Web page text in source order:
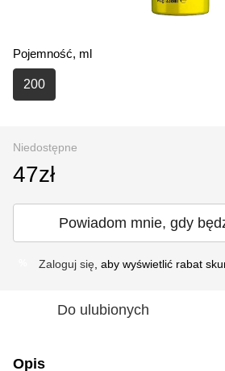
Pojemność, ml
200
Niedostępne
47zł
Powiadom mnie, gdy
Zaloguj się , aby wyświetlić rabat
Do ulubionych
Opis